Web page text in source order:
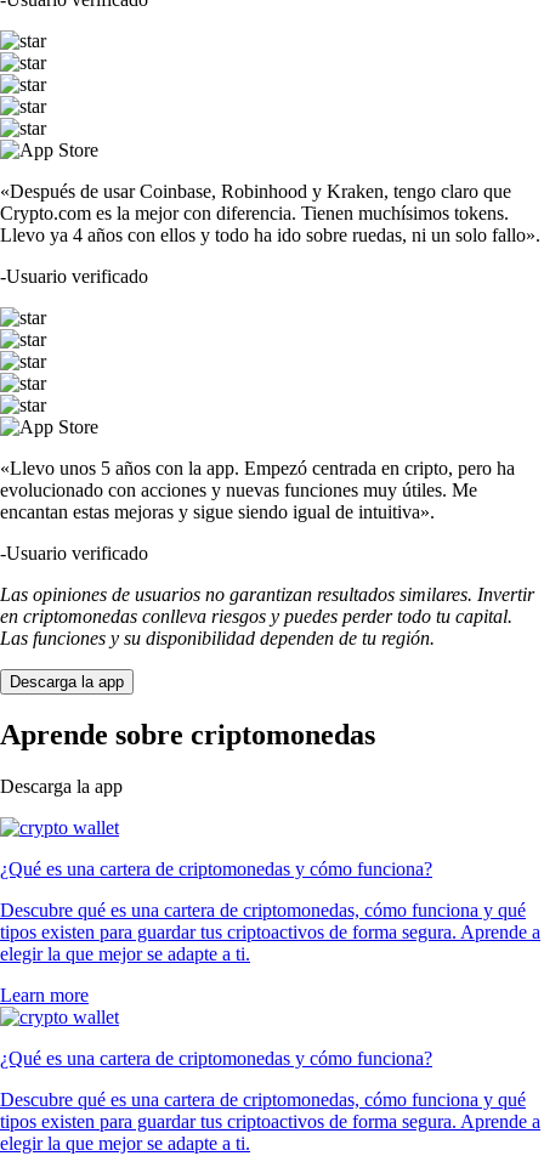
«Después de usar Coinbase, Robinhood y Kraken, tengo claro que
Crypto.com es la mejor con diferencia. Tienen muchísimos tokens.
Llevo ya 4 años con ellos y todo ha ido sobre ruedas, ni un solo fallo».
-Usuario verificado
«Llevo unos 5 años con la app. Empezó centrada en cripto, pero ha
evolucionado con acciones y nuevas funciones muy útiles. Me
encantan estas mejoras y sigue siendo igual de intuitiva».
-Usuario verificado
Las opiniones de usuarios no garantizan resultados similares. Invertir
en criptomonedas conlleva riesgos y puedes perder todo tu capital.
Las funciones y su disponibilidad dependen de tu región.
Descarga la app
Aprende sobre criptomonedas
Descarga la app
¿Qué es una cartera de criptomonedas y cómo funciona?
Descubre qué es una cartera de criptomonedas, cómo funciona y qué
tipos existen para guardar tus criptoactivos de forma segura. Aprende a
elegir la que mejor se adapte a ti.
Learn more
¿Qué es una cartera de criptomonedas y cómo funciona?
Descubre qué es una cartera de criptomonedas, cómo funciona y qué
tipos existen para guardar tus criptoactivos de forma segura. Aprende a
elegir la que mejor se adapte a ti.